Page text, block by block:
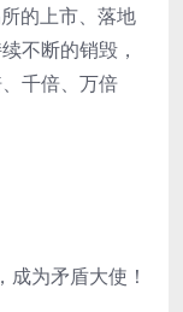
的上市、落地
不断的销毁，
千倍、万倍
为矛盾大使！